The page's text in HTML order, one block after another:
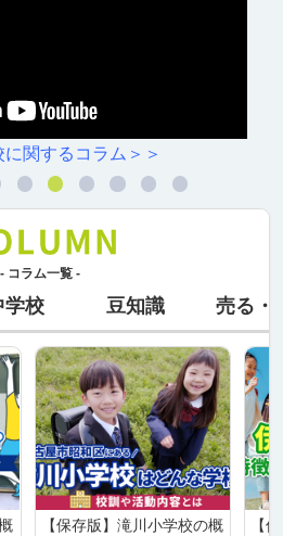
関するコラム＞＞
- コラム一覧 -
学校 豆知識 売る・
【保存版】滝川小学校の概
【